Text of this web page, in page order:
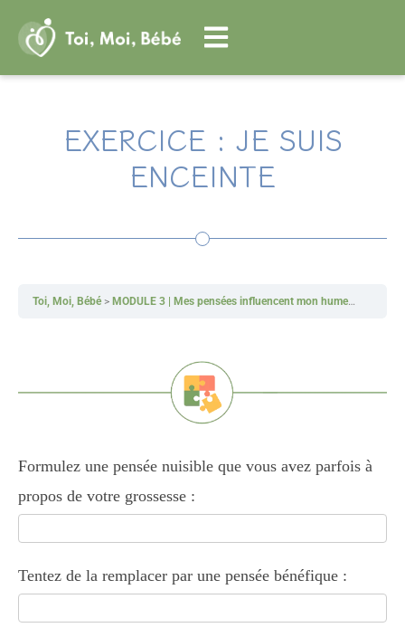
EXERCICE : JE SUIS
ENCEINTE
Toi, Moi, Bébé MODULE 3 | Mes pensées influencent mon humeur
M3:
EXERCICE
:
JE
SUIS
ENCEINTE
Formulez une pensée nuisible que vous avez parfois à
propos de votre grossesse :
Tentez de la remplacer par une pensée bénéfique :